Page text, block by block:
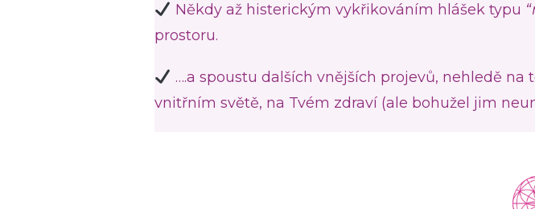
Někdy až histerickým vykřikováním hlášek typu
prostoru.
….a spoustu dalších vnějších projevů, nehledě na
vnitřním světě, na Tvém zdraví (ale bohužel jim